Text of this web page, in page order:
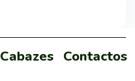
Cabazes Contactos